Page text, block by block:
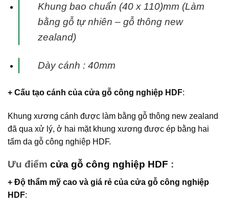
Khung bao chuẩn (40 x 110)mm (Làm
bằng gỗ tự nhiên – gỗ thông new
zealand)
Dày cánh : 40mm
+ Cấu tạo cánh của cửa gỗ công nghiệp HDF:
Khung xương cánh được làm bằng gỗ thông new zealand
đã qua xử lý, ở hai mặt khung xương được ép bằng hai
tấm da gỗ công nghiệp HDF.
Ưu điểm cửa gỗ công nghiệp HDF :
+ Độ thẩm mỹ cao và giá rẻ của cửa gỗ công nghiệp
HDF: